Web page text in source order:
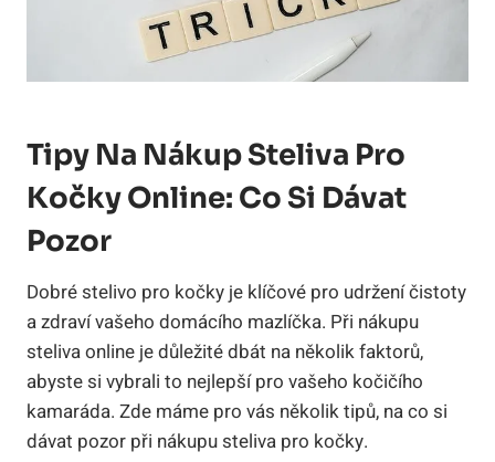
Tipy Na Nákup Steliva Pro
Kočky Online: Co Si Dávat
Pozor
Dobré stelivo pro kočky je klíčové pro udržení čistoty
a zdraví vašeho domácího mazlíčka. Při nákupu
steliva online je důležité dbát na několik faktorů,
abyste si vybrali to nejlepší pro vašeho kočičího
kamaráda. Zde máme pro vás několik tipů, na co si
dávat pozor při nákupu steliva pro kočky.